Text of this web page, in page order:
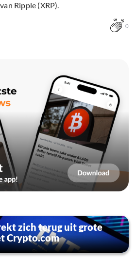
Ripple (XRP).
0
zich terug uit grote
Crypto.com